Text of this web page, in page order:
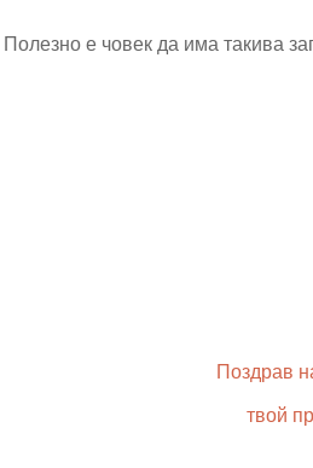
е човек да има такива
Поздрав
твой